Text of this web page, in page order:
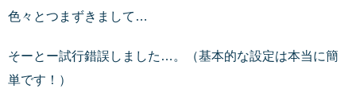
色々とつまずきまして…
そーとー試行錯誤しました…。（基本的な設定は本当に簡
単です！）